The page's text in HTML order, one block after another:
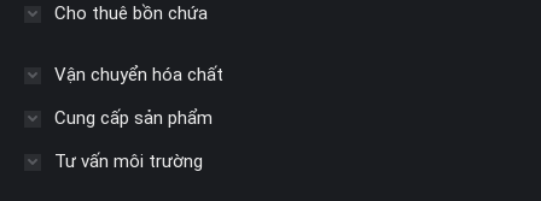
windowwindowwindow
Cho thuê bồn chứa
Vận chuyển hóa chất
Cung cấp sản phẩm
Tư vấn môi trường